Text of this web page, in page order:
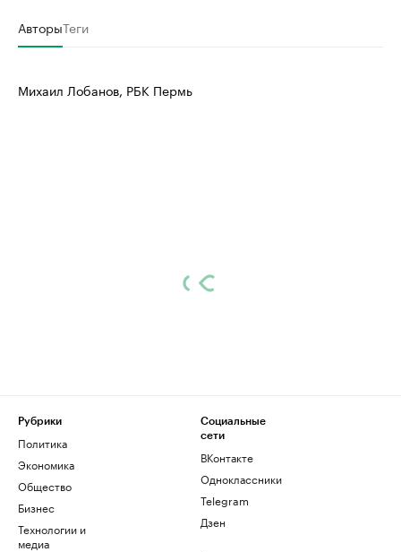
АвторыТеги
Михаил Лобанов, РБК Пермь
Рубрики
Политика
Экономика
Общество
Бизнес
Технологии и
медиа
Социальные
сети
ВКонтакте
Одноклассники
Telegram
Дзен